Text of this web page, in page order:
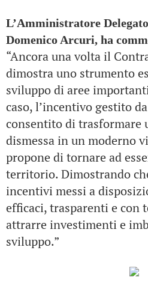
L’Amministratore
Domenico Arcuri, ha
“Ancora una volta il
dimostra uno strumento
sviluppo di aree
caso, l’incentivo gestito
consentito di trasformare
dismessa in un moderno
propone di tornare ad
territorio. Dimostrando
incentivi messi a
efficaci, trasparenti e con
attrarre investimenti e
sviluppo.”